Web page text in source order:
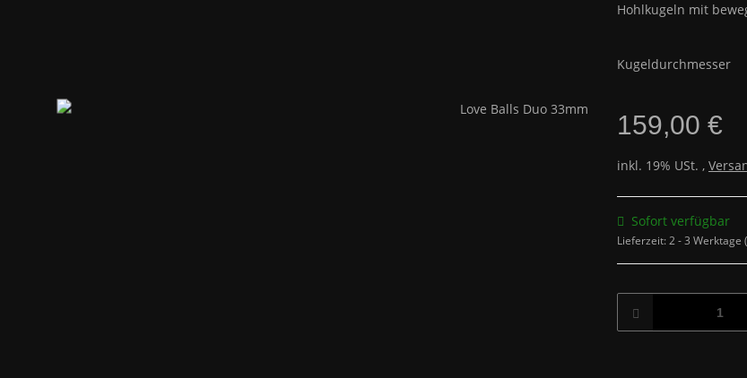
Hohlkugeln mit
Kugeldurchmesser
159,00 €
inkl. 19% USt. ,
Sofort verfügbar
Lieferzeit:2 - 3 Werktage